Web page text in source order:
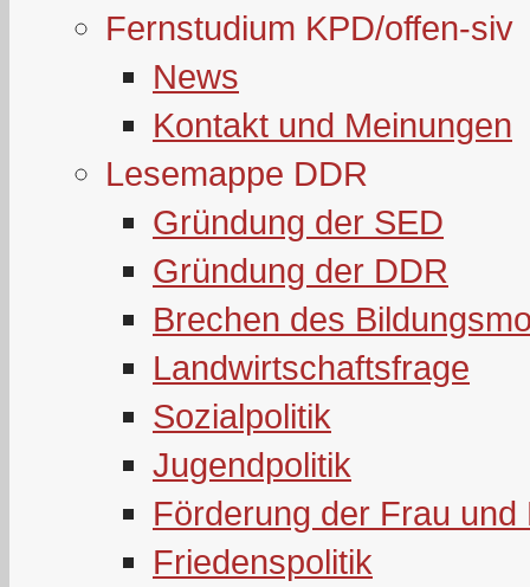
Fernstudium KPD/offen-siv
News
Kontakt und Meinungen
Lesemappe DDR
Gründung der SED
Gründung der DDR
Brechen des
Landwirtschaftsfrage
Sozialpolitik
Jugendpolitik
Förderung der Frau und
Friedenspolitik